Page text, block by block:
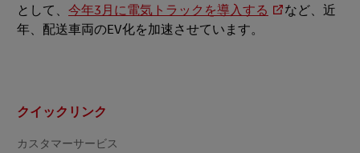
として、 今年3月に電気トラックを導入する
など、近
年、配送車両のEV化を加速させています。
ッ
クイックリンク
カスタマーサービス